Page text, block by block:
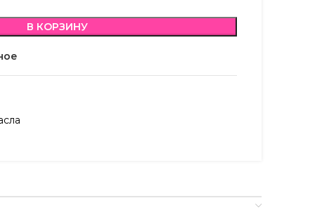
В КОРЗИНУ